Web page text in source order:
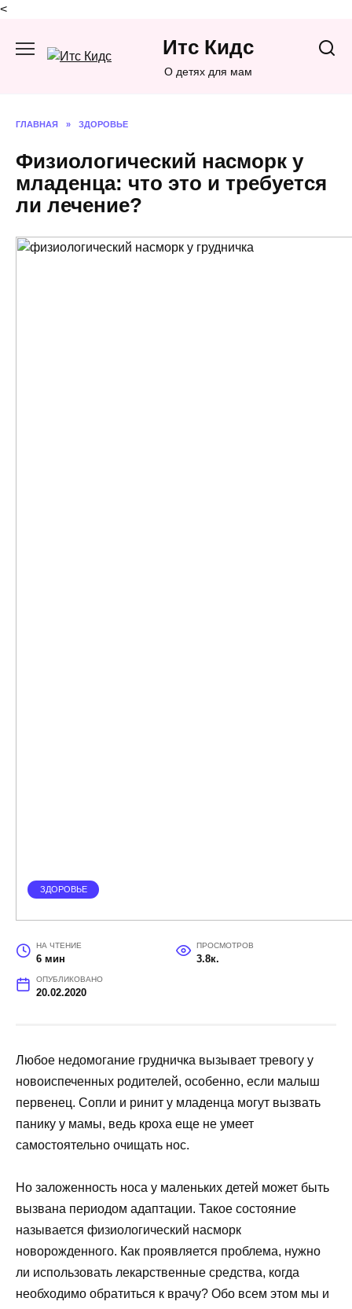
<
содержанию
Итс Кидс
О детях для мам
ГЛАВНАЯ » ЗДОРОВЬЕ
Физиологический насморк у
младенца: что это и требуется
ли лечение?
ЗДОРОВЬЕ
НА ЧТЕНИЕ
6 мин
ПРОСМОТРОВ
3.8к.
ОПУБЛИКОВАНО
20.02.2020
Любое недомогание грудничка вызывает тревогу у
новоиспеченных родителей, особенно, если малыш
первенец. Сопли и ринит у младенца могут вызвать
панику у мамы, ведь кроха еще не умеет
самостоятельно очищать нос.
Но заложенность носа у маленьких детей может быть
вызвана периодом адаптации. Такое состояние
называется физиологический насморк
новорожденного. Как проявляется проблема, нужно
ли использовать лекарственные средства, когда
необходимо обратиться к врачу? Обо всем этом мы и